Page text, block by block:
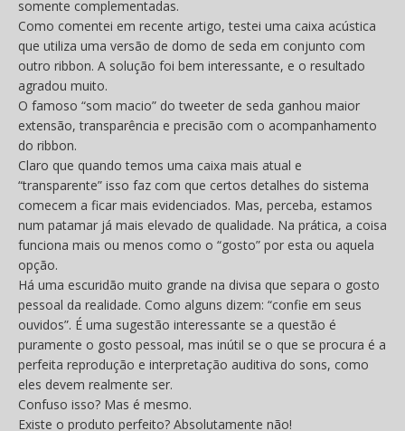
somente complementadas.
Como comentei em recente artigo, testei uma caixa acústica
que utiliza uma versão de domo de seda em conjunto com
outro ribbon. A solução foi bem interessante, e o resultado
agradou muito.
O famoso “som macio” do tweeter de seda ganhou maior
extensão, transparência e precisão com o acompanhamento
do ribbon.
Claro que quando temos uma caixa mais atual e
“transparente” isso faz com que certos detalhes do sistema
comecem a ficar mais evidenciados. Mas, perceba, estamos
num patamar já mais elevado de qualidade. Na prática, a coisa
funciona mais ou menos como o “gosto” por esta ou aquela
opção.
Há uma escuridão muito grande na divisa que separa o gosto
pessoal da realidade. Como alguns dizem: “confie em seus
ouvidos”. É uma sugestão interessante se a questão é
puramente o gosto pessoal, mas inútil se o que se procura é a
perfeita reprodução e interpretação auditiva do sons, como
eles devem realmente ser.
Confuso isso? Mas é mesmo.
Existe o produto perfeito? Absolutamente não!